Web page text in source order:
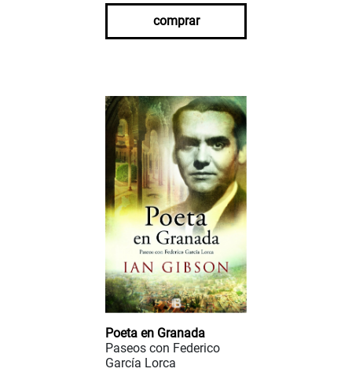
comprar
Poeta en Granada
Paseos con Federico
García Lorca